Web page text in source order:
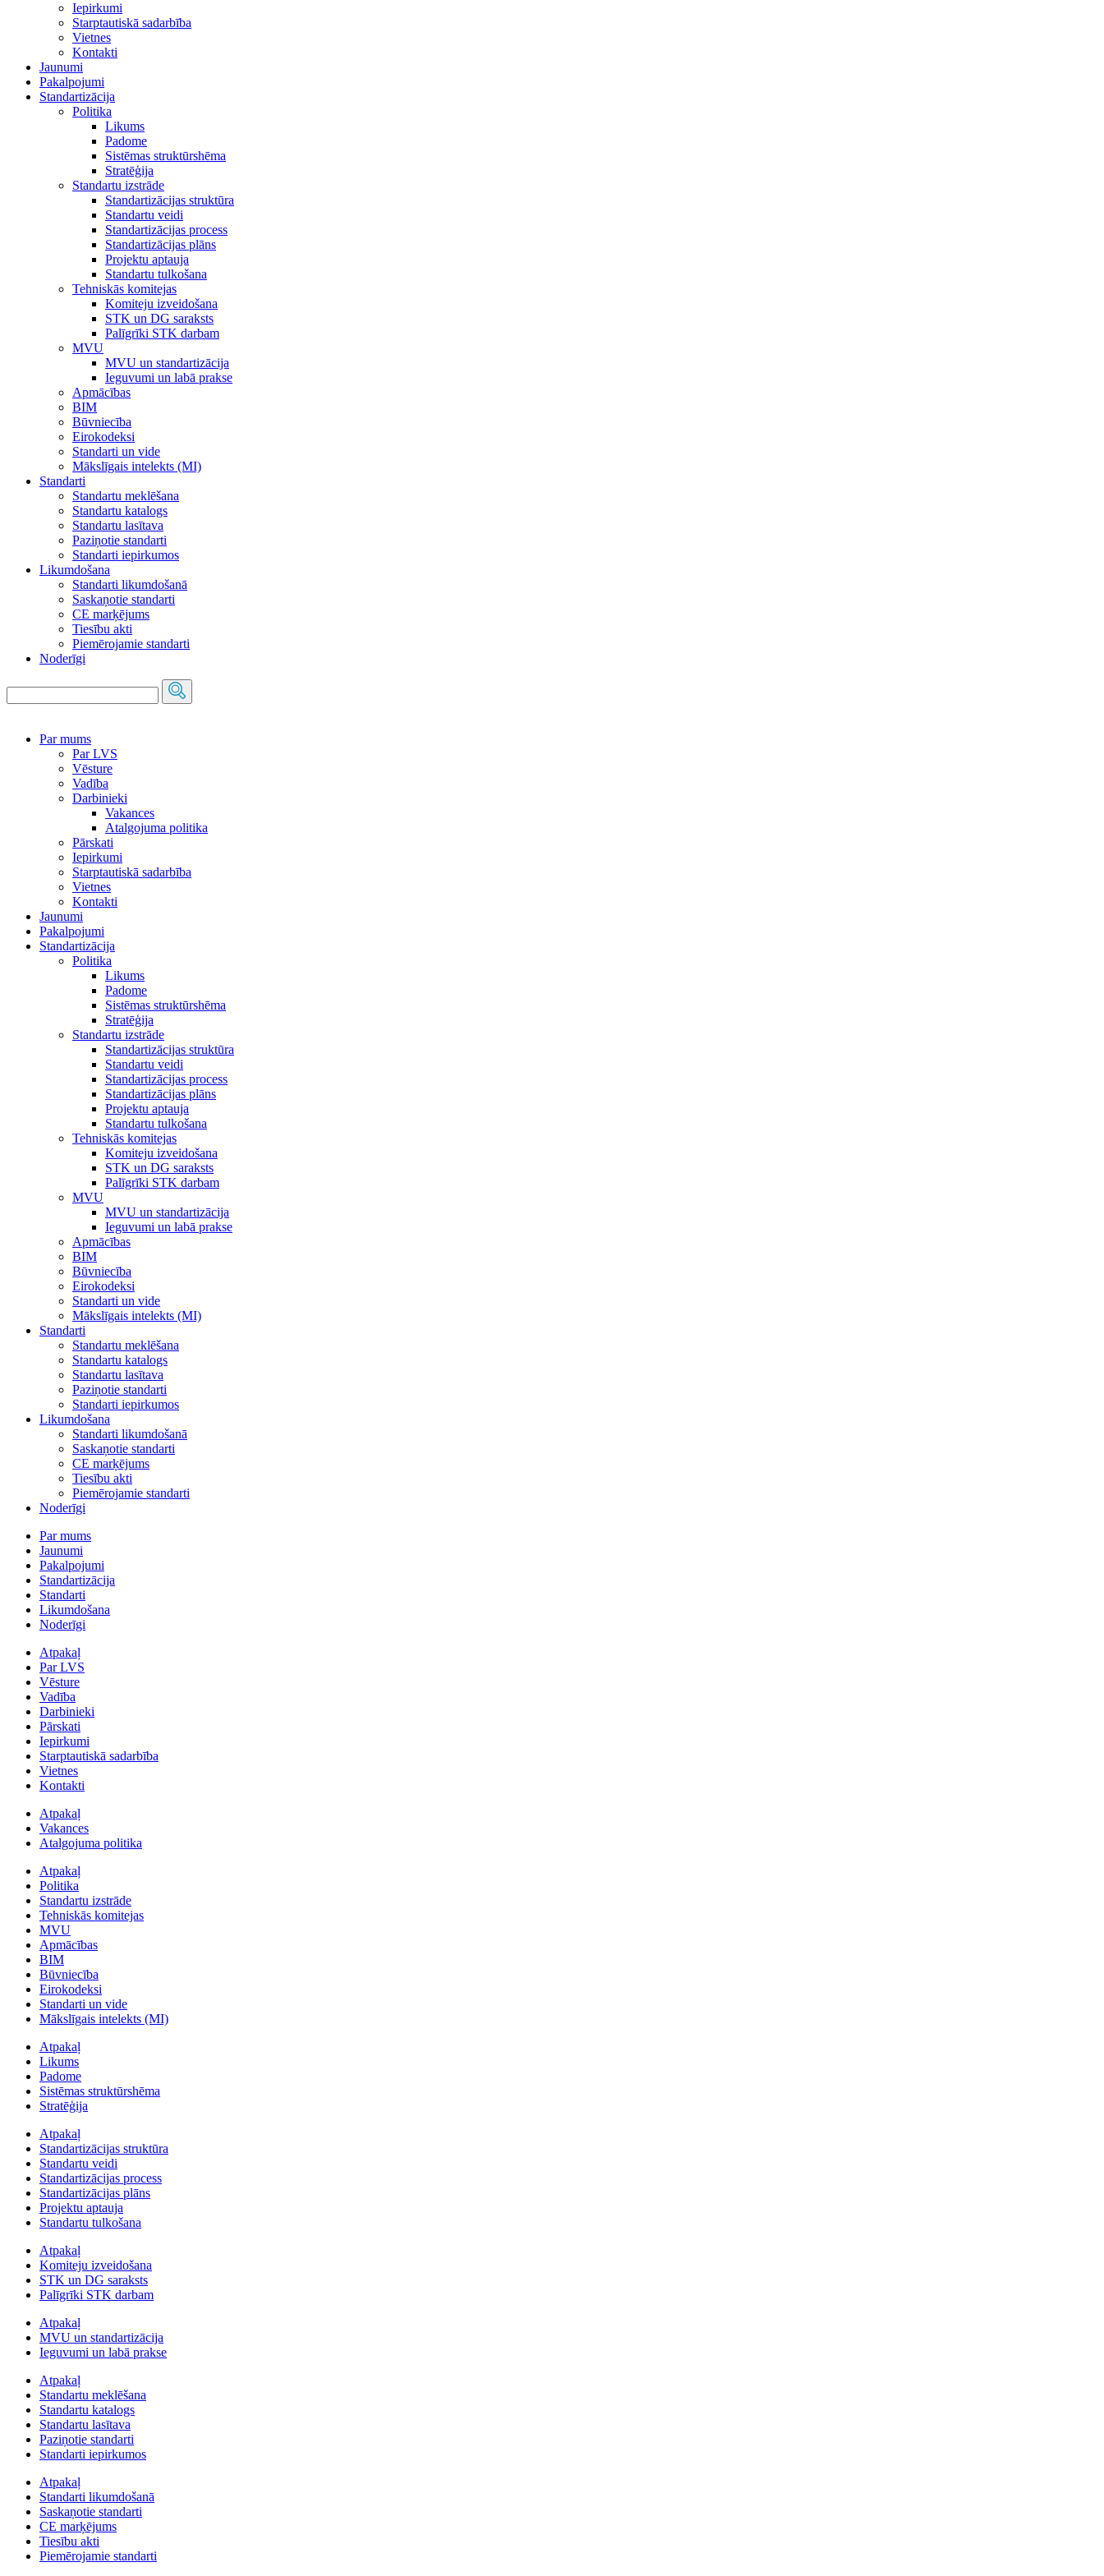
Iepirkumi
Starptautiskā sadarbība
Vietnes
Kontakti
Jaunumi
Pakalpojumi
Standartizācija
Politika
Likums
Padome
Sistēmas struktūrshēma
Stratēģija
Standartu izstrāde
Standartizācijas struktūra
Standartu veidi
Standartizācijas process
Standartizācijas plāns
Projektu aptauja
Standartu tulkošana
Tehniskās komitejas
Komiteju izveidošana
STK un DG saraksts
Palīgrīki STK darbam
MVU
MVU un standartizācija
Ieguvumi un labā prakse
Apmācības
BIM
Būvniecība
Eirokodeksi
Standarti un vide
Mākslīgais intelekts (MI)
Standarti
Standartu meklēšana
Standartu katalogs
Standartu lasītava
Paziņotie standarti
Standarti iepirkumos
Likumdošana
Standarti likumdošanā
Saskaņotie standarti
CE marķējums
Tiesību akti
Piemērojamie standarti
Noderīgi
Par mums
Par LVS
Vēsture
Vadība
Darbinieki
Vakances
Atalgojuma politika
Pārskati
Iepirkumi
Starptautiskā sadarbība
Vietnes
Kontakti
Jaunumi
Pakalpojumi
Standartizācija
Politika
Likums
Padome
Sistēmas struktūrshēma
Stratēģija
Standartu izstrāde
Standartizācijas struktūra
Standartu veidi
Standartizācijas process
Standartizācijas plāns
Projektu aptauja
Standartu tulkošana
Tehniskās komitejas
Komiteju izveidošana
STK un DG saraksts
Palīgrīki STK darbam
MVU
MVU un standartizācija
Ieguvumi un labā prakse
Apmācības
BIM
Būvniecība
Eirokodeksi
Standarti un vide
Mākslīgais intelekts (MI)
Standarti
Standartu meklēšana
Standartu katalogs
Standartu lasītava
Paziņotie standarti
Standarti iepirkumos
Likumdošana
Standarti likumdošanā
Saskaņotie standarti
CE marķējums
Tiesību akti
Piemērojamie standarti
Noderīgi
Par mums
Jaunumi
Pakalpojumi
Standartizācija
Standarti
Likumdošana
Noderīgi
Atpakaļ
Par LVS
Vēsture
Vadība
Darbinieki
Pārskati
Iepirkumi
Starptautiskā sadarbība
Vietnes
Kontakti
Atpakaļ
Vakances
Atalgojuma politika
Atpakaļ
Politika
Standartu izstrāde
Tehniskās komitejas
MVU
Apmācības
BIM
Būvniecība
Eirokodeksi
Standarti un vide
Mākslīgais intelekts (MI)
Atpakaļ
Likums
Padome
Sistēmas struktūrshēma
Stratēģija
Atpakaļ
Standartizācijas struktūra
Standartu veidi
Standartizācijas process
Standartizācijas plāns
Projektu aptauja
Standartu tulkošana
Atpakaļ
Komiteju izveidošana
STK un DG saraksts
Palīgrīki STK darbam
Atpakaļ
MVU un standartizācija
Ieguvumi un labā prakse
Atpakaļ
Standartu meklēšana
Standartu katalogs
Standartu lasītava
Paziņotie standarti
Standarti iepirkumos
Atpakaļ
Standarti likumdošanā
Saskaņotie standarti
CE marķējums
Tiesību akti
Piemērojamie standarti